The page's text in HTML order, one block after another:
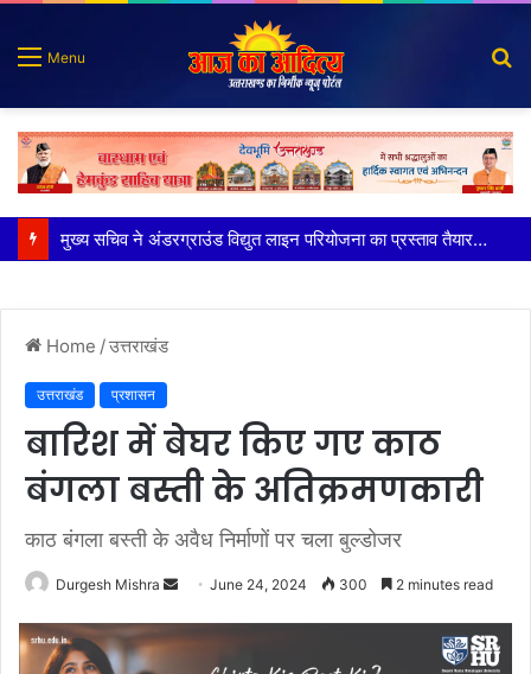
Menu
मुख्य सचिव ने अंडरग्राउंड विद्युत लाइन परियोजना का प्रस्ताव तैयार करने के दिये निर्देश
Home /उत्तराखंड
उत्तराखंड प्रशासन
बारिश में बेघर किए गए काठ
बंगला बस्ती के अतिक्रमणकारी
काठ बंगला बस्ती के अवैध निर्माणों पर चला बुल्डोजर
Durgesh Mishra
Send
email
June 24, 2024 300 2 minutes read